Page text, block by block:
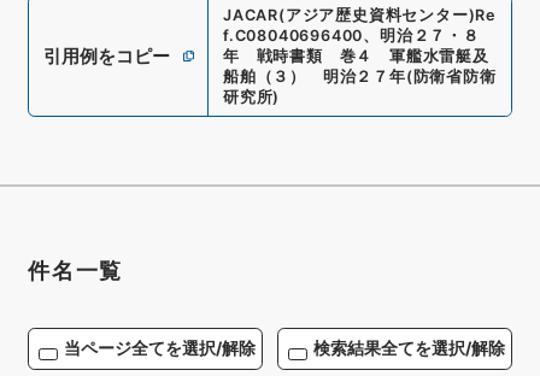
引用例をコピー
JACAR(アジア歴史資料センター)Re
f.C08040696400、 明治２７・８
年 戦時書類 巻４ 軍艦水雷艇及
船舶（３） 明治２７年( 防衛省防衛
研究所)
件名一覧
当ページ全てを選択/解除 検索結果全てを選択/解除